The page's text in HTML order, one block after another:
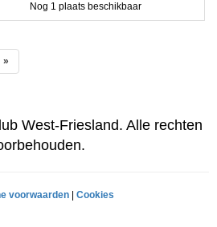
Nog 1 plaats beschikbaar
»
West-Friesland. Alle rechten
voorwaarden Cookies